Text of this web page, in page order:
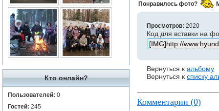
Кто онлайн?
Пользователей: 0
Гостей: 245
Понравилось фото?
Просмотров: 2020
Код для вставки на
Вернуться к альбому
Вернуться к списку
Комментарии (0)